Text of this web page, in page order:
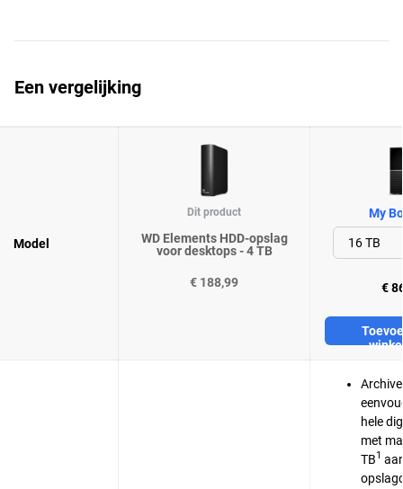
Een vergelijking
Model
Dit product
WD Elements HDD-opslag
voor desktops - 4 TB
€ 188,99
My
€
hele
met
TB1